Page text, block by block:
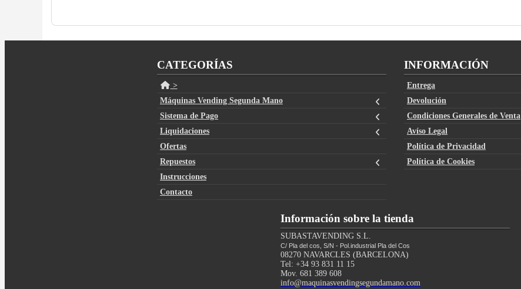
CATEGORÍAS
>
Máquinas Vending Segunda Mano
Sistema de Pago
Liquidaciones
Ofertas
Repuestos
Instrucciones
Contacto
INFORMACIÓN
Entrega
Devolución
Condiciones Generales de Venta
Avíso Legal
Política de Privacidad
Política de Cookies
Información sobre la tienda
SUBASTAVENDING S.L.
C/ Pla del cos, S/N - Pol.industrial Pla del Cos
08270 NAVARCLES (BARCELONA)
Tel: +34 93 831 11 15
Mov. 681 389 608
info@maquinasvendingsegundamano.com